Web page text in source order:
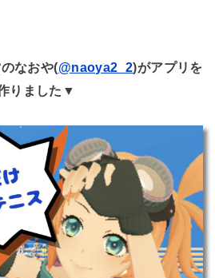
なおや(@naoya2_2)がアプリを
りました▼